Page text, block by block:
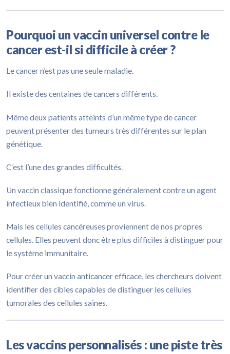
Pourquoi un vaccin universel contre le
cancer est-il si difficile à créer ?
Le cancer n’est pas une seule maladie.
Il existe des centaines de cancers différents.
Même deux patients atteints d’un même type de cancer
peuvent présenter des tumeurs très différentes sur le plan
génétique.
C’est l’une des grandes difficultés.
Un vaccin classique fonctionne généralement contre un agent
infectieux bien identifié, comme un virus.
Mais les cellules cancéreuses proviennent de nos propres
cellules. Elles peuvent donc être plus difficiles à distinguer pour
le système immunitaire.
Pour créer un vaccin anticancer efficace, les chercheurs doivent
identifier des cibles capables de distinguer les cellules
tumorales des cellules saines.
Les vaccins personnalisés : une piste très